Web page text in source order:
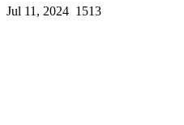
Jul 11, 2024 1513